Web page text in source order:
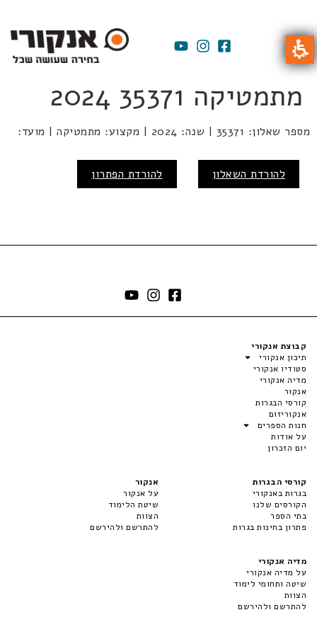
מתמטיקה 35371 2024
מספר שאלון: 35371 | שנה: 2024 | מקצוע: מתמטיקה | מועד:
להורדת השאלון להורדת הפתרון
קבוצת אנקורי
תיכון אנקורי
סטודיו אנקורי
מדיה אנקורי
אנקור
קורסי הבגרות
אנקוריזום
חנות הספרים
על אודות
יום הזכרון
קורסי הבגרות
בגרות באנקורי
הקורסים שלנו
בתי הספר
פתרון בחינות בגרות
אנקור
על אנקור
שיטת הלימוד
הצוות
להתרשם ולהירשם
מדיה אנקורי
על מדיה אנקורי
שיטה ותחומי לימוד
הצוות
להתרשם ולהירשם